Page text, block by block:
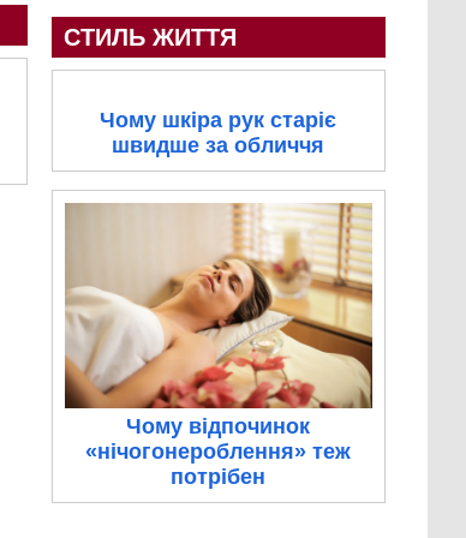
СТИЛЬ ЖИТТЯ
Чому шкіра рук старіє
швидше за обличчя
Чому відпочинок
«нічогонероблення» теж
потрібен